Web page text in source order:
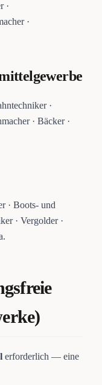
·
·
·
· Bäcker ·
· Boots- und
· Vergolder ·
erforderlich — eine